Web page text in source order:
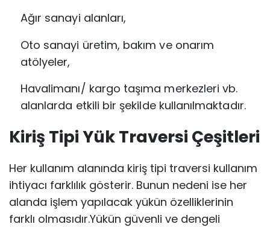
Ağır sanayi alanları,
Oto sanayi üretim, bakım ve onarım
atölyeler,
Havalimanı/ kargo taşıma merkezleri vb.
alanlarda etkili bir şekilde kullanılmaktadır.
Kiriş Tipi Yük Traversi Çeşitleri
Her kullanım alanında kiriş tipi traversi kullanım
ihtiyacı farklılık gösterir. Bunun nedeni ise her
alanda işlem yapılacak yükün özelliklerinin
farklı olmasıdır.Yükün güvenli ve dengeli